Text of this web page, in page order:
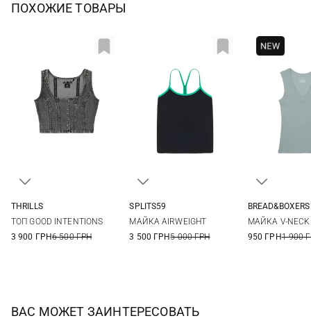
ПОХОЖИЕ ТОВАРЫ
THRILLS
ТОП GOOD INTENTIONS
3 900 ГРН6 500 ГРН
SPLITS59
МАЙКА AIRWEIGHT
3 500 ГРН5 000 ГРН
BREAD&BOXERS
МАЙКА V-NECK
950 ГРН1 900
ВАС МОЖЕТ ЗАИНТЕРЕСОВАТЬ